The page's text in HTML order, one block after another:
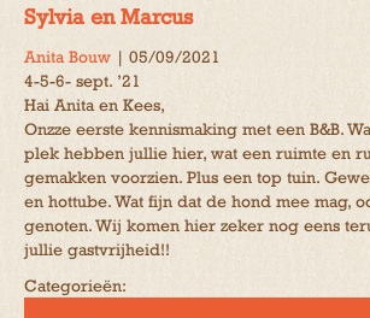
Sylvia en Marcus
Anita Bouw | 05/09/2021
4-5-6- sept. ’21
Hai Anita en Kees,
Onzze eerste kennismaking met een B&B.
plek hebben jullie hier, wat een ruimte en
gemakken voorzien. Plus een top tuin.
en hottube. Wat fijn dat de hond mee mag,
genoten. Wij komen hier zeker nog eens
jullie gastvrijheid!!
Categorieën: